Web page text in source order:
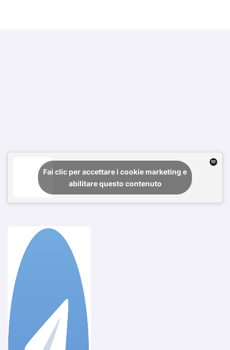
Fai clic per accettare i cookie marketing e
abilitare questo contenuto